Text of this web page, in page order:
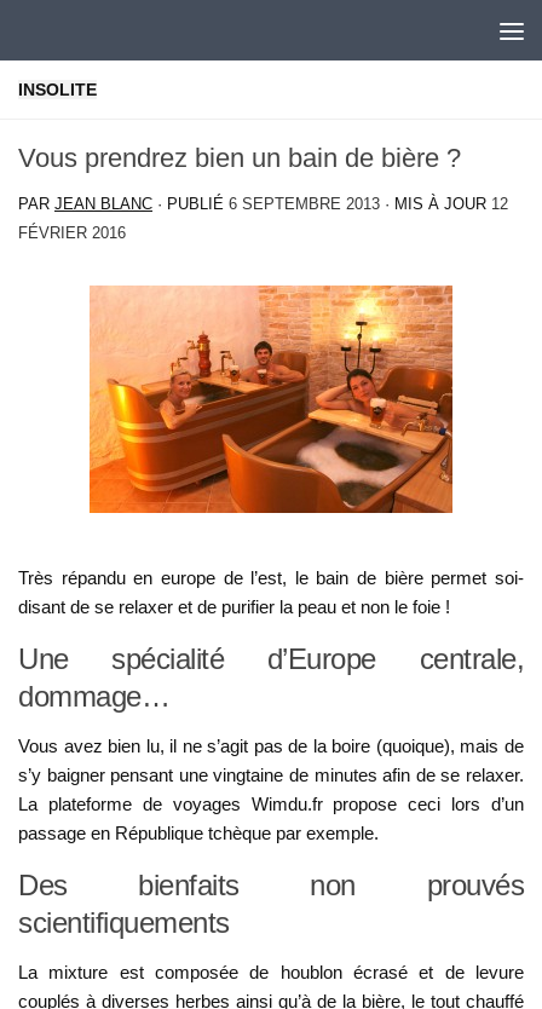
INSOLITE
Vous prendrez bien un bain de bière ?
PAR JEAN BLANC · PUBLIÉ 6 SEPTEMBRE 2013 · MIS À JOUR 12
FÉVRIER 2016
Très répandu en europe de l’est, le bain de bière permet soi-
disant de se relaxer et de purifier la peau et non le foie !
Une spécialité d’Europe centrale,
dommage…
Vous avez bien lu, il ne s’agit pas de la boire (quoique), mais de
s’y baigner pensant une vingtaine de minutes afin de se relaxer.
La plateforme de voyages Wimdu.fr propose ceci lors d’un
passage en République tchèque par exemple.
Des bienfaits non prouvés
scientifiquements
La mixture est composée de houblon écrasé et de levure
couplés à diverses herbes ainsi qu’à de la bière, le tout chauffé